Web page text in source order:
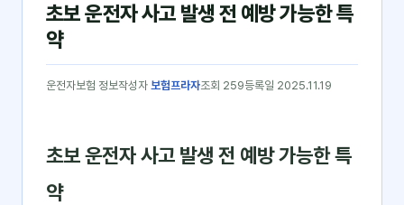
초보 운전자 사고 발생 전 예방 가능한 특
약
운전자보험 정보작성자 보험프라자조회 259등록일 2025.11.19
초보 운전자 사고 발생 전 예방 가능한 특
약